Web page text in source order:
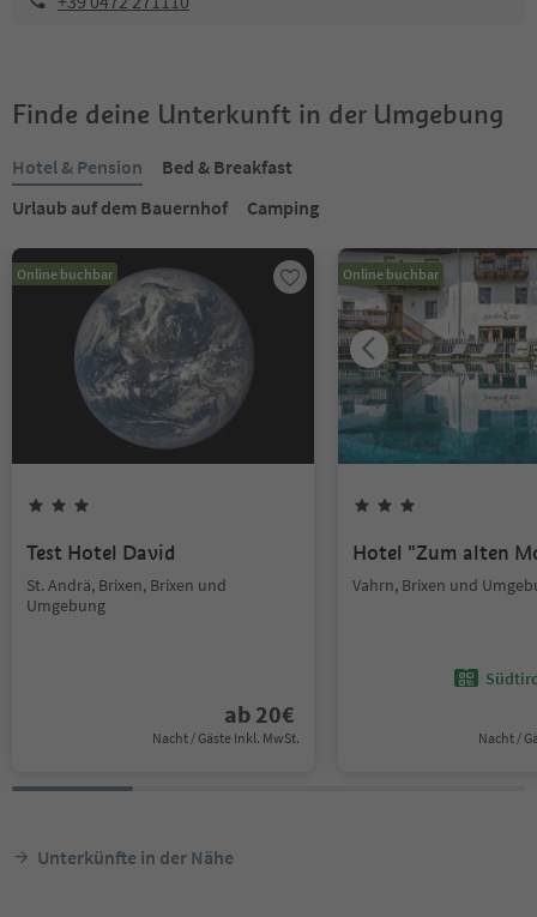
Finde deine Unterkunft in der Umgebung
Hotel & Pension
Bed & Breakfast
Urlaub auf dem Bauernhof
Camping
Online buchbar
Test Hotel David
St. Andrä, Brixen, Brixen und
Umgebung
ab 20€
Nacht / Gäste Inkl. MwSt.
Online buchbar
Hotel "Zum alten
Vahrn, Brixen und
Nacht /
Unterkünfte in der Nähe